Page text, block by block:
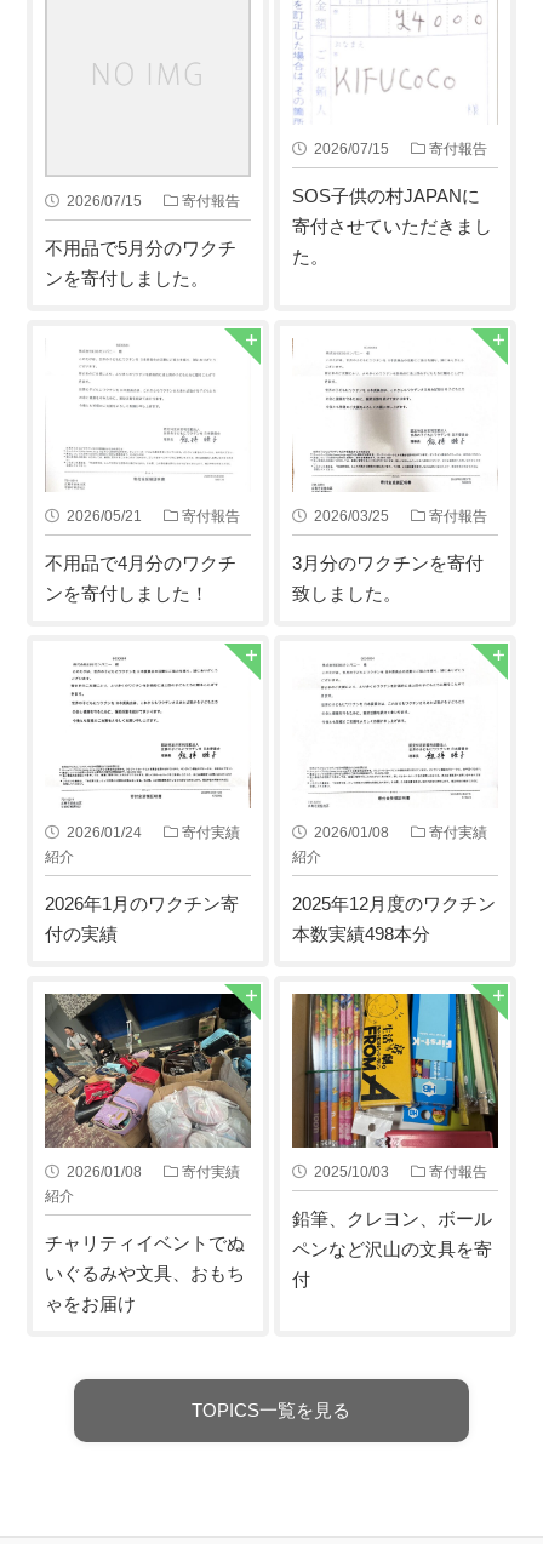
2026/07/15 寄付報告
不用品で5月分のワクチ
ンを寄付しました。
2026/07/15 寄付報告
SOS子供の村JAPANに
寄付させていただきまし
た。
2026/05/21 寄付報告
不用品で4月分のワクチ
ンを寄付しました！
2026/03/25 寄付報告
3月分のワクチンを寄付
致しました。
2026/01/24
寄付実績
紹介
2026年1月のワクチン寄
付の実績
2026/01/08
寄付実績
紹介
2025年12月度のワクチン
本数実績498本分
2026/01/08
寄付実績
紹介
チャリティイベントでぬ
いぐるみや文具、おもち
ゃをお届け
2025/10/03 寄付報告
鉛筆、クレヨン、ボール
ペンなど沢山の文具を寄
付
TOPICS一覧を見る